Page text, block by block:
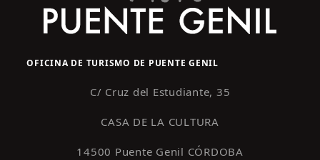
OFICINA DE TURISMO DE PUENTE GENIL
C/ Cruz del Estudiante, 35
CASA DE LA CULTURA
14500 Puente Genil CÓRDOBA